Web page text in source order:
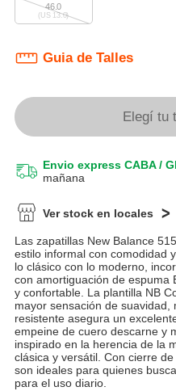
46.0
(US 13.0)
Guia de Talles
Elegí tu
Envio express CABA /
mañana
Ver stock en locales
Las zapatillas New Balance
estilo informal con comodidad
lo clásico con lo moderno,
con amortiguación de espuma
y confortable. La plantilla NB
mayor sensación de
resistente asegura un
empeine de cuero descarne y
inspirado en la herencia de la
clásica y versátil. Con cierre
son ideales para quienes
para el uso diario.